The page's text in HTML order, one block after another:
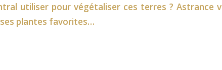
utiliser pour végétaliser ces terres ? Astrance
plantes favorites…